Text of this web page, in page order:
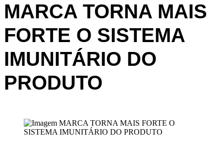
MARCA TORNA MAIS
FORTE O SISTEMA
IMUNITÁRIO DO
PRODUTO